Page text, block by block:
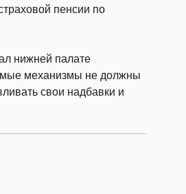
пенсии по
нижней палате
механизмы не должны
свои надбавки и